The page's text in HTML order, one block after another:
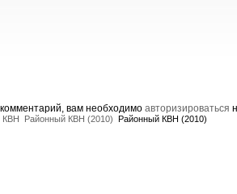
вам необходимо авторизироваться
КВН Районный КВН (2010) Районный КВН (2010)